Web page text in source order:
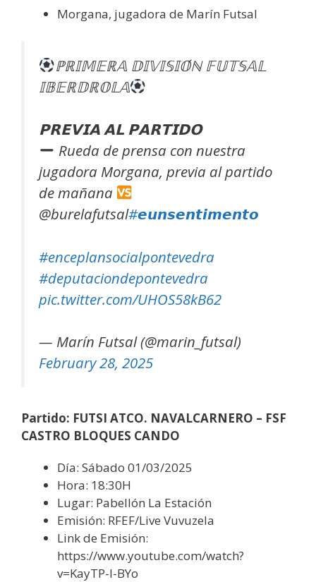
Morgana, jugadora de Marín Futsal
ℙℝ𝕀𝕄𝔼ℝ𝔸 𝔻𝕀𝕍𝕀𝕊𝕀𝕆́ℕ 𝔽𝕌𝕋𝕊𝔸𝕃
𝕀𝔹𝔼ℝ𝔻ℝ𝕆𝕃𝔸
𝗣𝗥𝗘𝗩𝗜𝗔 𝗔𝗟 𝗣𝗔𝗥𝗧𝗜𝗗𝗢
Rueda de prensa con nuestra
jugadora Morgana, previa al partido
de mañana
@burelafutsal#𝙚𝙪𝙣𝙨𝙚𝙣𝙩𝙞𝙢𝙚𝙣𝙩𝙤
#enceplansocialpontevedra
#deputaciondepontevedra
pic.twitter.com/UHOS58kB62
— Marín Futsal (@marin_futsal)
February 28, 2025
Partido: FUTSI ATCO. NAVALCARNERO – FSF
CASTRO BLOQUES CANDO
Día: Sábado 01/03/2025
Hora: 18:30H
Lugar: Pabellón La Estación
Emisión: RFEF/Live Vuvuzela
Link de Emisión:
https://www.youtube.com/watch?
v=KayTP-I-BYo